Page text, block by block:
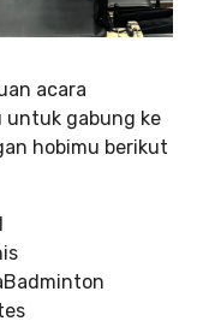
acara
untuk gabung ke
hobimu berikut